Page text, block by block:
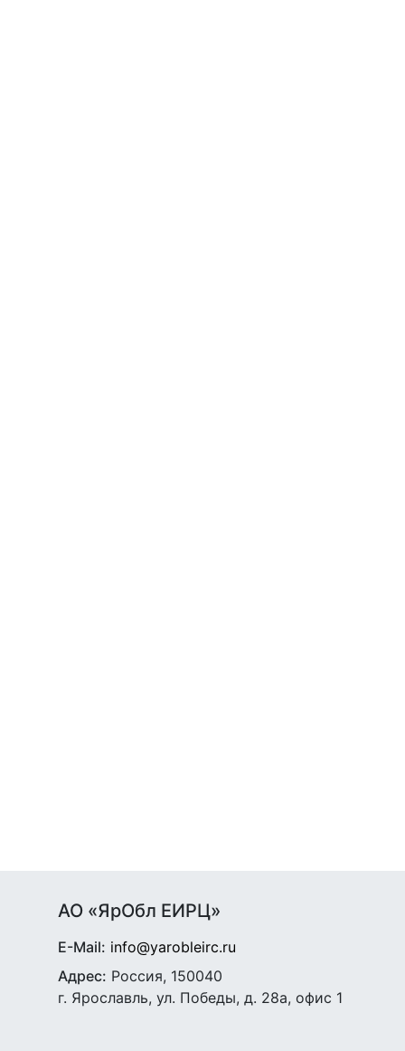
АО «ЯрОбл ЕИРЦ»
E-Mail: info@yarobleirc.ru
Адрес: Россия, 150040
г. Ярославль, ул. Победы, д. 28а, офис 1